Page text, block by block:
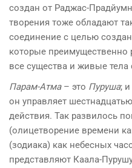
создан от Раджас-
творения тоже обладают
соединение с целью
которые
все существа и живые
Парам-Атма– это Пуруша;
он управляет
действия. Так развилось
(олицетворение времени
(зодиака) как небесных
представляют Каала-